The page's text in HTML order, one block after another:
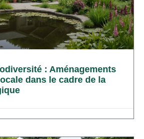
: Aménagements
dans le cadre de la